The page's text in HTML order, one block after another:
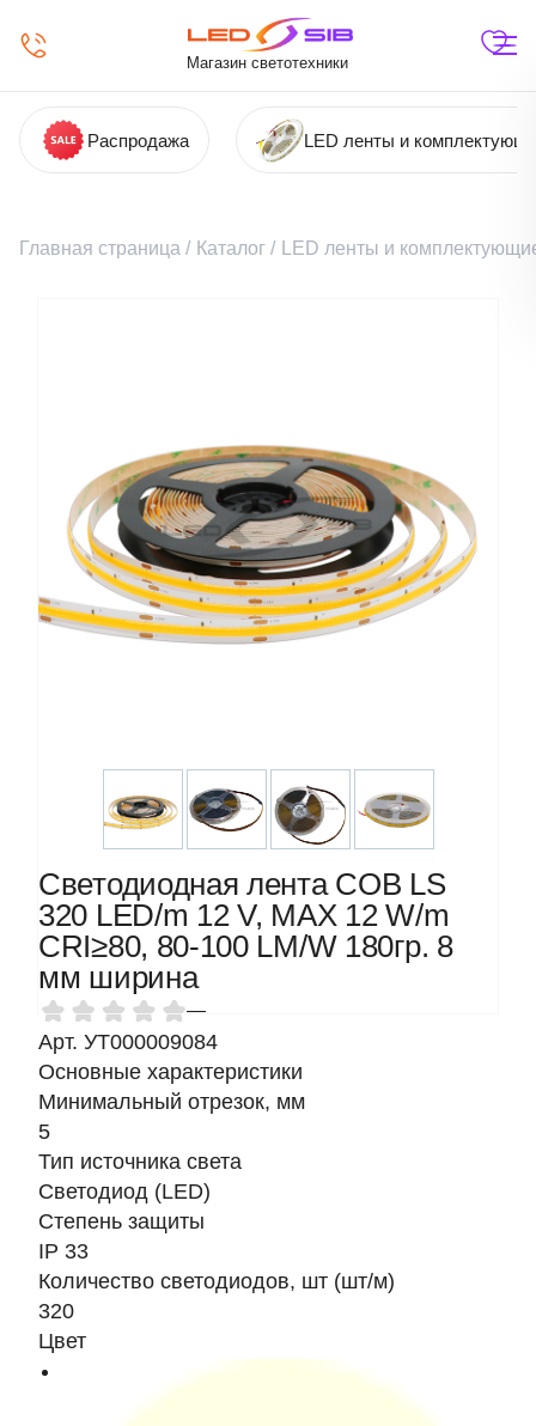
Магазин светотехники
Распродажа LED ленты и
Главная страница / Каталог / LED ленты и
Светодиодная лента COB LS
320 LED/m 12 V, MAX 12 W/m
CRI≥80, 80-100 LM/W 180гр. 8
мм ширина
—
Арт. УТ000009084
Основные характеристики
Минимальный отрезок, мм
5
Тип источника света
Светодиод (LED)
Степень защиты
IP 33
Количество светодиодов, шт (шт/м)
320
Цвет